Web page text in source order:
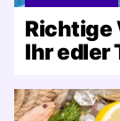
Richtige
Ihr edler